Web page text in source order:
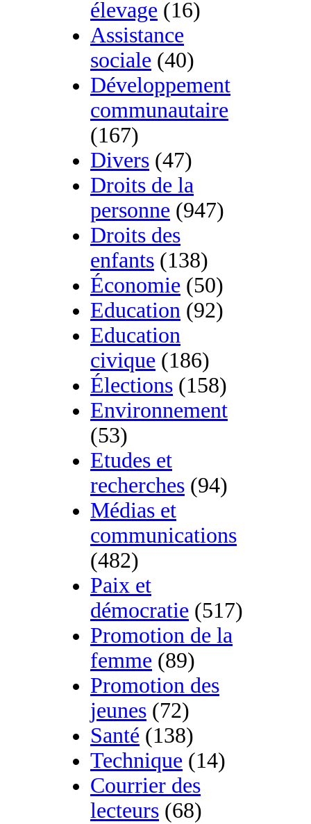
élevage (16)
Assistance
sociale (40)
Développement
communautaire
(167)
Divers (47)
Droits de la
personne (947)
Droits des
enfants (138)
Économie (50)
Education (92)
Education
civique (186)
Élections (158)
Environnement
(53)
Etudes et
recherches (94)
Médias et
communications
(482)
Paix et
démocratie (517)
Promotion de la
femme (89)
Promotion des
jeunes (72)
Santé (138)
Technique (14)
Courrier des
lecteurs (68)